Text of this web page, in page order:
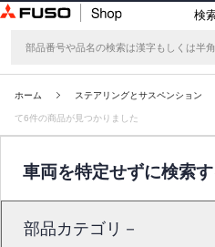
検
ホーム ステアリングとサスペンション
て6件の商品が見つかりました
車両を特定せずに検索
部品カテゴリ－